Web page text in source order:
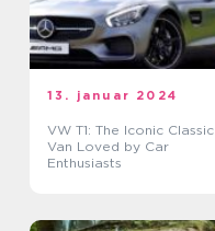
13. januar 2024
VW T1: The Iconic Classic
Van Loved by Car
Enthusiasts